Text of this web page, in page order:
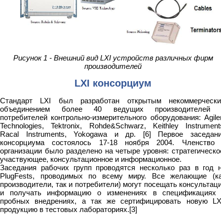
Рисунок 1 - Внешний вид LXI устройств различных фирм
производителей
LXI консорциум
Стандарт LXI был разработан открытым
объединением более 40 ведущих производителей
потребителей контрольно-измерительного оборудования:
Technologies, Tektronix, Rohde&Schwarz, Keithley
Racal Instruments, Yokogawa и др. [6] Первое
консорциума состоялось 17-18 ноября 2004. Членство
организации было разделено на четыре уровня:
участвующее, консультационное и информационное.
Заседания рабочих групп проводятся несколько раз в год
PlugFests, проводимых по всему миру. Все желающие
производители, так и потребители) могут посещать
и получать информацию о изменениях в спецификациях
пробных внедрениях, а так же сертифицировать новую
продукцию в тестовых лабораториях.[3]